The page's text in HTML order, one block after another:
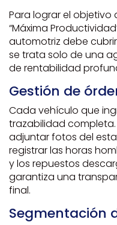
Para lograr el objetivo
“Máxima
automotriz debe
se trata solo de una
de rentabilidad
Gestión de
Cada vehículo que
trazabilidad completa.
adjuntar fotos del
registrar las horas
y los repuestos
garantiza una
final.
Segmentación